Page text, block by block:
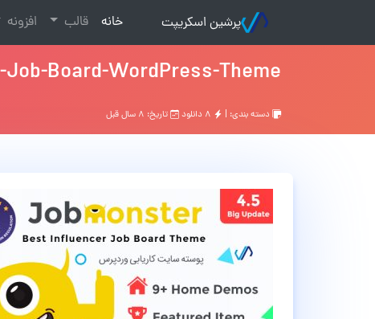
پرشین اسکریپت خانه
(current) قالب افزونه
Board-WordPress-Theme
دسته بندی: | تاریخ: ۸ سال قبل